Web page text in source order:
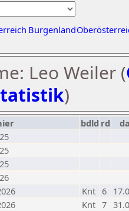
Burgenland
Leo Weiler (
)
bdld rd
Knt 6
Knt 7